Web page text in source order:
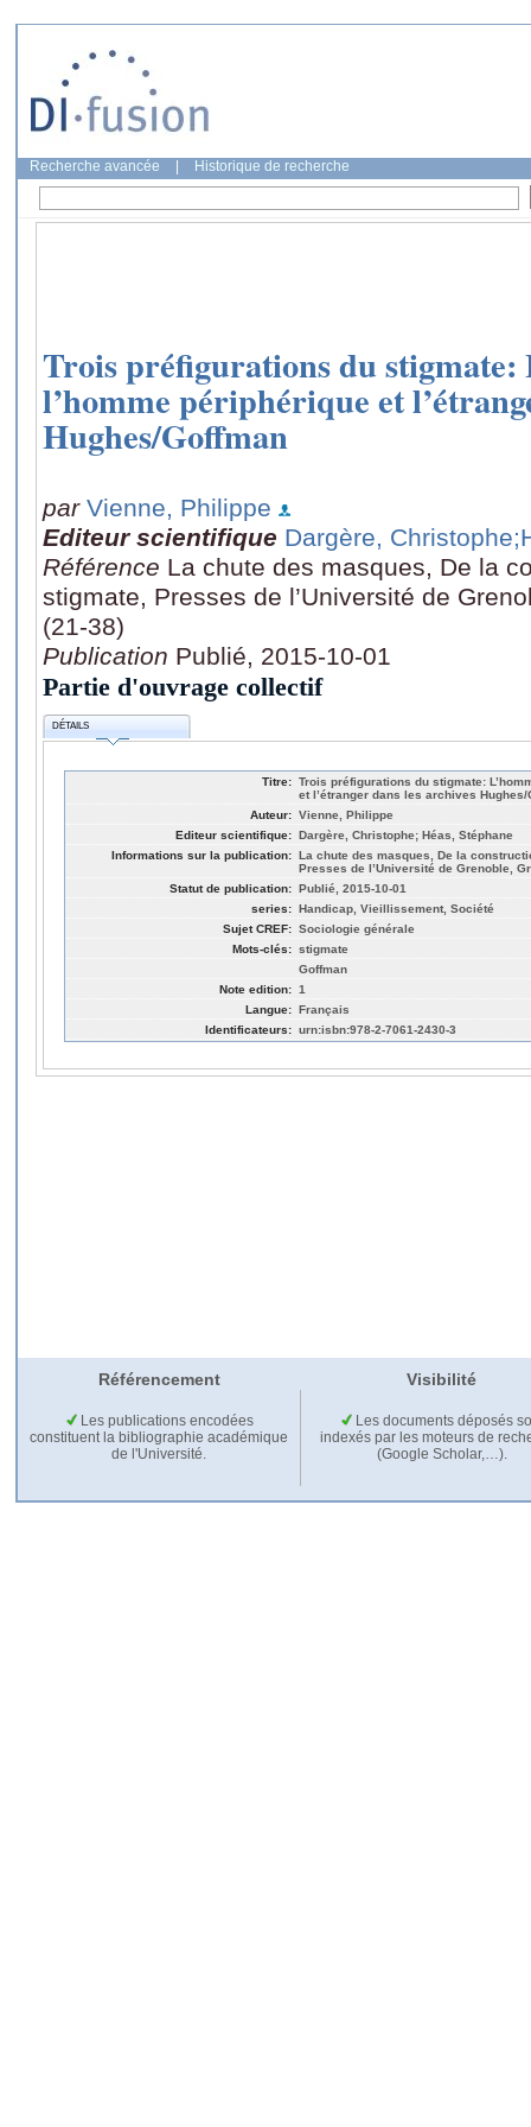
Recherche avancée Historique de recherche
Trois préfigurations du stigmate:
l’homme périphérique et
Hughes/Goffman
par Vienne, Philippe
Editeur scientifique Dargère, Christophe
Référence La chute des masques, De la
stigmate, Presses de l’Université de
(21-38)
Publication Publié, 2015-10-01
Partie d'ouvrage collectif
DÉTAILS
Titre: Trois préfigurations du stigmate:
et l’étranger dans les archives Hughes/
Auteur: Vienne, Philippe
Editeur scientifique: Dargère, Christophe; Héas, Stéphane
Informations sur la publication: La chute des masques, De la
Presses de l’Université de Grenoble,
Statut de publication: Publié, 2015-10-01
series: Handicap, Vieillissement, Société
Sujet CREF: Sociologie générale
Mots-clés: stigmate
Goffman
Note edition: 1
Langue: Français
Identificateurs: urn:isbn:978-2-7061-2430-3
Référencement Visibilité
Les publications encodées
constituent la bibliographie académique
de l'Université.
Les documents déposés
indexés par les moteurs de
(Google Scholar,…).